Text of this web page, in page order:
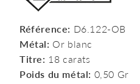
Référence: D6.122-OB
Métal: Or blanc
Titre: 18 carats
Poids du métal: 0,50 Gr